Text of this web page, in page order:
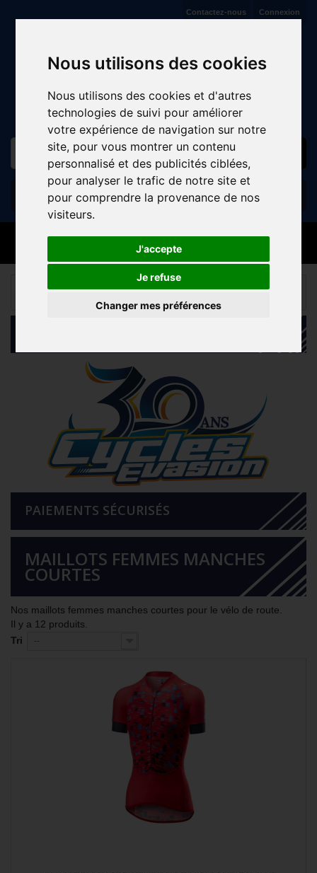
Nous utilisons des cookies
Nous utilisons des cookies et d'autres
technologies de suivi pour améliorer
votre expérience de navigation sur notre
site, pour vous montrer un contenu
personnalisé et des publicités ciblées,
pour analyser le trafic de notre site et
pour comprendre la provenance de nos
visiteurs.
J'accepte
Je refuse
Changer mes préférences
Connexion
Contactez-nous
Panier (vide)
MENU
TEXTILES ROUTE
MANCHES COURTES
PAIEMENTS SÉCURISÉS
MAILLOTS FEMMES MANCHES
COURTES
Nos maillots femmes manches courtes pour le vélo de route.
Il y a 12 produits.
Tri
--